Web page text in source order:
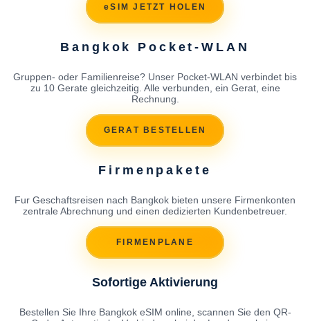
eSIM JETZT HOLEN
Bangkok Pocket-WLAN
Gruppen- oder Familienreise? Unser Pocket-WLAN verbindet bis
zu 10 Gerate gleichzeitig. Alle verbunden, ein Gerat, eine
Rechnung.
GERAT BESTELLEN
Firmenpakete
Fur Geschaftsreisen nach Bangkok bieten unsere Firmenkonten
zentrale Abrechnung und einen dedizierten Kundenbetreuer.
FIRMENPLANE
Sofortige Aktivierung
Bestellen Sie Ihre Bangkok eSIM online, scannen Sie den QR-